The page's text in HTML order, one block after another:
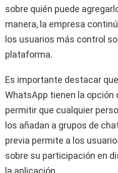
sobre quién puede
manera, la empresa
los usuarios más control
plataforma.
Es importante destacar
WhatsApp tienen la opción
permitir que cualquier
los añadan a grupos de
previa permite a los
sobre su participación en
la aplicación.